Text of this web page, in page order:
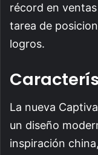
récord en
tarea de
logros.
La nueva
un diseño
inspiración